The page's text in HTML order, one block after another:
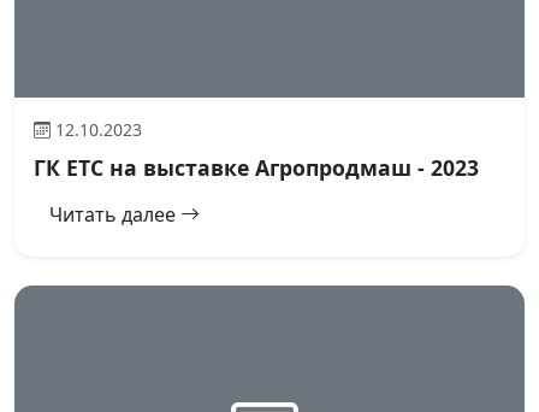
12.10.2023
ГК ЕТС на выставке Агропродмаш - 2023
Читать далее